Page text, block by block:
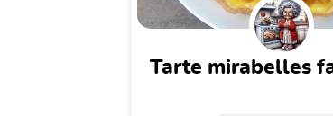
tarte mirabelles